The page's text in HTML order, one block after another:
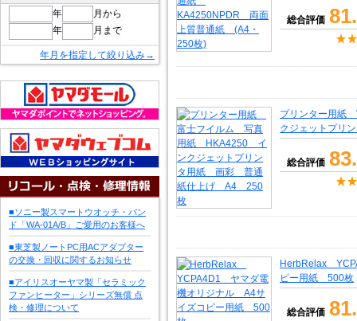
年
月から
年
月まで
年月を指定して絞り込み→
■ソニー製スマートウオッチ・バン
ド「WA-01A/B」ご愛用のお客様へ
■東芝製ノートPC用ACアダプター
の交換・回収に関するお知らせ
■アイリスオーヤマ製「セラミック
ファンヒーター」シリーズ無償 点
検・修理について
総合評価
プリンター用
クジェットプ
総合評価
HerbRelax
ピー用紙 500枚
総合評価